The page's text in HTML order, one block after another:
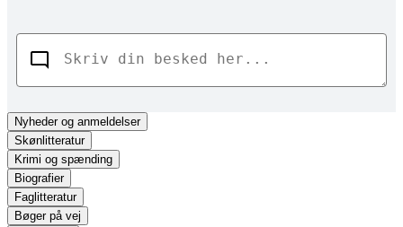
Nyhederog anmeldelser
Skønlitteratur
Krimi og spænding
Biografier
Faglitteratur
Bøger på vej